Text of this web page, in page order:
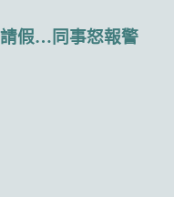
假…同事怒報警